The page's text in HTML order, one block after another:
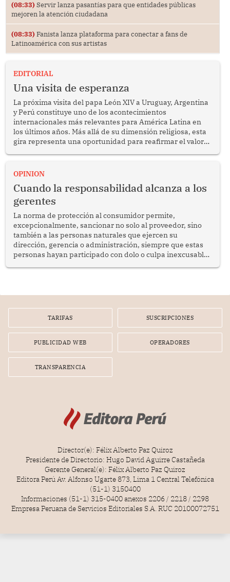
(08:33) Servir lanza pasantías para que entidades públicas
mejoren la atención ciudadana
(08:33) Fanista lanza plataforma para conectar a fans de
Latinoamérica con sus artistas
EDITORIAL
Una visita de esperanza
La próxima visita del papa León XIV a Uruguay, Argentina
y Perú constituye uno de los acontecimientos
internacionales más relevantes para América Latina en
los últimos años. Más allá de su dimensión religiosa, esta
gira representa una oportunidad para reafirmar el valor
enfrenta desafíos en materia de desarrollo, cohesión
OPINION
Cuando la responsabilidad alcanza a los
gerentes
La norma de protección al consumidor permite,
excepcionalmente, sancionar no solo al proveedor, sino
también a las personas naturales que ejercen su
dirección, gerencia o administración, siempre que estas
personas hayan participado con dolo o culpa inexcusable
por la frustrada realización de un meet and greet con
TARIFAS SUSCRIPCIONES
PUBLICIDAD WEB OPERADORES
TRANSPARENCIA
Director(e): Félix Alberto Paz Quiroz
Presidente de Directorio: Hugo David Aguirre Castañeda
Gerente General(e): Félix Alberto Paz Quiroz
Editora Perú Av. Alfonso Ugarte 873, Lima 1 Central Telefónica
(51-1) 3150400
Informaciones (51-1) 315-0400 anexos 2206 / 2218 / 2298
Empresa Peruana de Servicios Editoriales S.A. RUC 20100072751